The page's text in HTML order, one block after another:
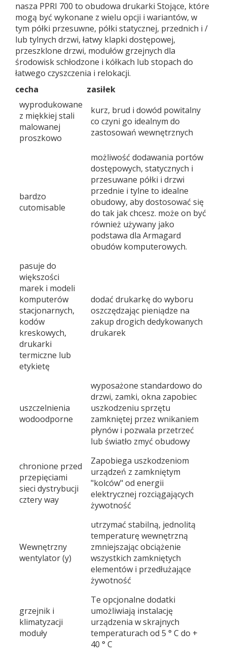
nasza PPRI 700 to obudowa drukarki Stojące, które
mogą być wykonane z wielu opcji i wariantów, w
tym półki przesuwne, półki statycznej, przednich i /
lub tylnych drzwi, łatwy klapki dostępowej,
przeszklone drzwi, modułów grzejnych dla
środowisk schłodzone i kółkach lub stopach do
łatwego czyszczenia i relokacji.
cecha
zasiłek
wyprodukowane
z miękkiej stali
malowanej
proszkowo
kurz, brud i dowód powitalny
co czyni go idealnym do
zastosowań wewnętrznych
bardzo
cutomisable
możliwość dodawania portów
dostępowych, statycznych i
przesuwane półki i drzwi
przednie i tylne to idealne
obudowy, aby dostosować się
do tak jak chcesz. może on być
również używany jako
podstawa dla Armagard
obudów komputerowych.
pasuje do
większości
marek i modeli
komputerów
stacjonarnych,
kodów
kreskowych,
drukarki
termiczne lub
etykietę
dodać drukarkę do wyboru
oszczędzając pieniądze na
zakup drogich dedykowanych
drukarek
uszczelnienia
wodoodporne
wyposażone standardowo do
drzwi, zamki, okna zapobiec
uszkodzeniu sprzętu
zamkniętej przez wnikaniem
płynów i pozwala przetrzeć
lub światło zmyć obudowy
chronione przed
przepięciami
sieci dystrybucji
cztery way
Zapobiega uszkodzeniom
urządzeń z zamkniętym
"kolców" od energii
elektrycznej rozciągających
żywotność
Wewnętrzny
wentylator (y)
utrzymać stabilną, jednolitą
temperaturę wewnętrzną
zmniejszając obciążenie
wszystkich zamkniętych
elementów i przedłużające
żywotność
grzejnik i
klimatyzacji
moduły
Te opcjonalne dodatki
umożliwiają instalację
urządzenia w skrajnych
temperaturach od 5 ° C do +
40 ° C